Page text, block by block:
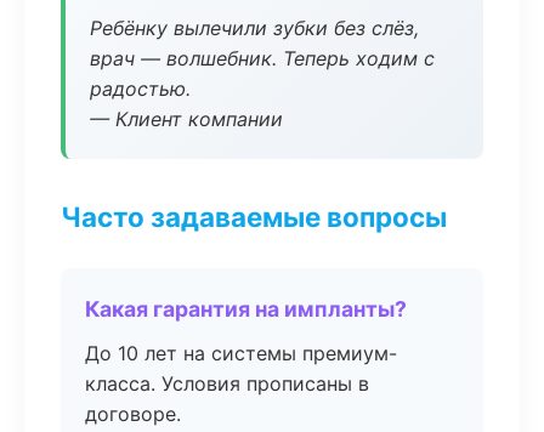
Ребёнку вылечили зубки без слёз,
врач — волшебник. Теперь ходим с
радостью.
— Клиент компании
Часто задаваемые вопросы
Какая гарантия на импланты?
До 10 лет на системы премиум-
класса. Условия прописаны в
договоре.